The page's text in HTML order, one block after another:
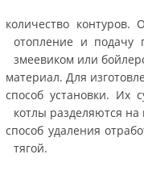
количество контуров.
отопление и подачу
змеевиком или
материал. Для
способ установки. Их
котлы разделяются
способ удаления
тягой.